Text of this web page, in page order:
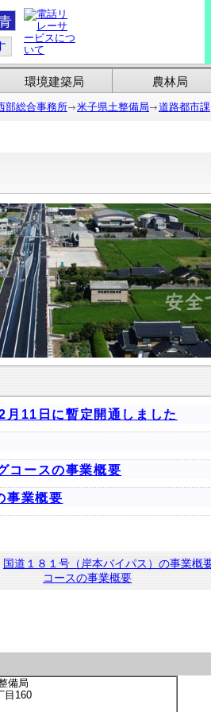
環境建築局 農林局
部総合事務所 米子県土整備局 道路都市課
11日に暫定開通しました
コースの事業概要
事業概要
国道１８１号（岸本バイパス）の事業概
コースの事業概要
備局
目160